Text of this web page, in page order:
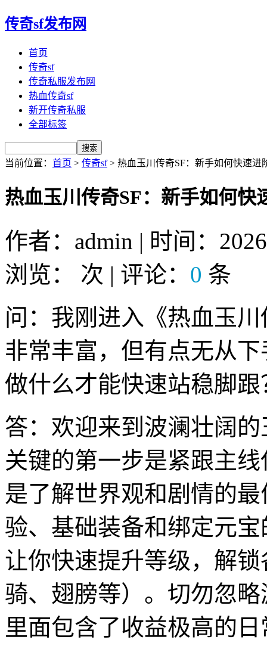
传奇sf发布网
首页
传奇sf
传奇私服发布网
热血传奇sf
新开传奇私服
全部标签
当前位置： 首页 > 传奇sf> 热血玉川传奇SF：新手如何快速进
热血玉川传奇SF：新手如何
作者：admin | 时间：
浏览：
次 | 评论： 0 条
问：我刚进入《热血玉
非常丰富，但有点无从
做什么才能快速站稳脚跟
答：欢迎来到波澜壮阔
关键的第一步是紧跟主
是了解世界观和剧情的
验、基础装备和绑定元
让你快速提升等级，解
骑、翅膀等）。切勿忽
里面包含了收益极高的